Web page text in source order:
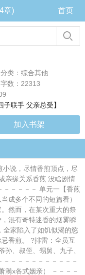
章) 首页
分类：综合其他
字数：22313
联手 父亲总受】
加入书架
说，尽情香煎顶点，尽
亲缘关系香煎 没啥剧情
－－－－－ 单元一【香煎
成多个不同的短篇看）
然而，在某次重大的祭
混有奇特迷香的烟雾瞬
全家陷入了如饥似渴的慾
香煎。 ?排雷：全员互
、叔侄、甥舅、九子、
－－－－－－－－－－
漪x各式姻亲） －－－－